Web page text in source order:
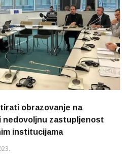
obrazovanje na
nedovoljnu zastupljenost
institucijama